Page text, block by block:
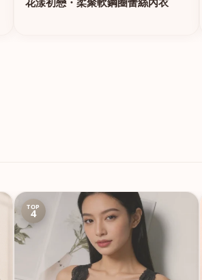
花漾初戀・柔聚軟鋼圈蕾絲內衣
TOP
4